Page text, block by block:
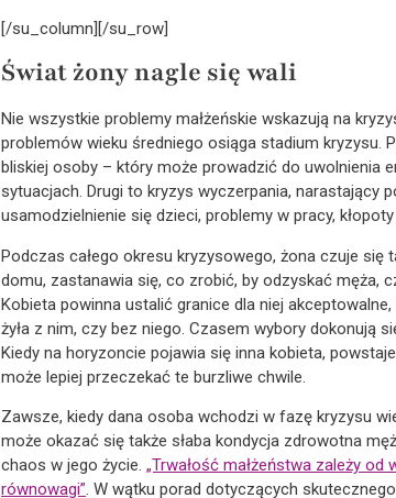
[/su_column][/su_row]
Świat żony nagle się wali
Nie wszystkie problemy małżeńskie wskazują na
problemów wieku średniego osiąga stadium kryzysu.
bliskiej osoby – który może prowadzić do uwolnienia
sytuacjach. Drugi to kryzys wyczerpania, narastający
usamodzielnienie się dzieci, problemy w pracy,
Podczas całego okresu kryzysowego, żona czuje się
domu, zastanawia się, co zrobić, by odzyskać męża,
Kobieta powinna ustalić granice dla niej
żyła z nim, czy bez niego. Czasem wybory dokonują
Kiedy na horyzoncie pojawia się inna kobieta,
może lepiej przeczekać te burzliwe chwile.
Zawsze, kiedy dana osoba wchodzi w fazę kryzysu
może okazać się także słaba kondycja zdrowotna
chaos w jego życie. „Trwałość małżeństwa zależy
równowagi”. W wątku porad dotyczących